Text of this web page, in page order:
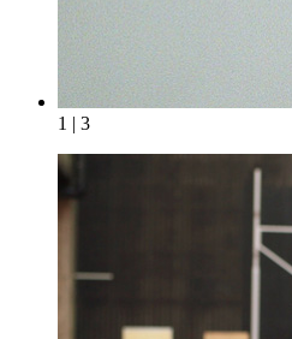
1 | 3